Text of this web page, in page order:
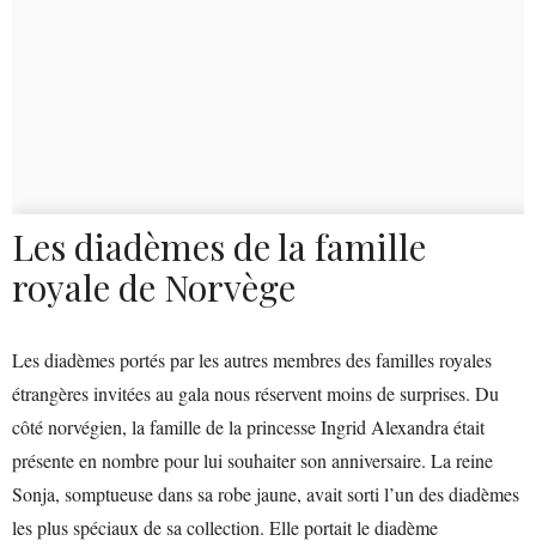
Les diadèmes de la famille
royale de Norvège
Les diadèmes portés par les autres membres des familles royales
étrangères invitées au gala nous réservent moins de surprises. Du
côté norvégien, la famille de la princesse Ingrid Alexandra était
présente en nombre pour lui souhaiter son anniversaire. La reine
Sonja, somptueuse dans sa robe jaune, avait sorti l’un des diadèmes
les plus spéciaux de sa collection. Elle portait le diadème